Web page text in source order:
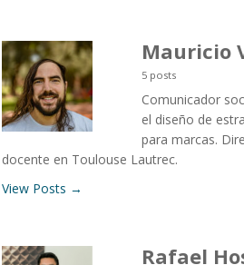
Mauricio
5 posts
Comunicador
el diseño de
para marcas.
docente en Toulouse Lautrec.
View Posts →
Rafael